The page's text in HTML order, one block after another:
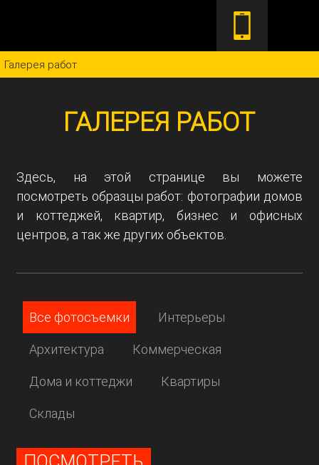
Галерея работ
ГАЛЕРЕЯ РАБОТ
Здесь, на этой странице вы можете
посмотреть образцы работ: фотографии домов
и коттеджей, квартир, бизнес и офисных
центров, а так же других объектов.
Все фотосъемки Интерьеры
Архитектура Коммерческая
Дома и коттеджи Квартиры
Склады